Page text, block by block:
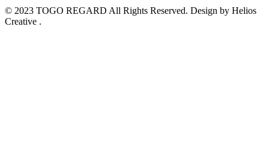
© 2023 TOGO REGARD All Rights Reserved. Design by Helios
Creative .